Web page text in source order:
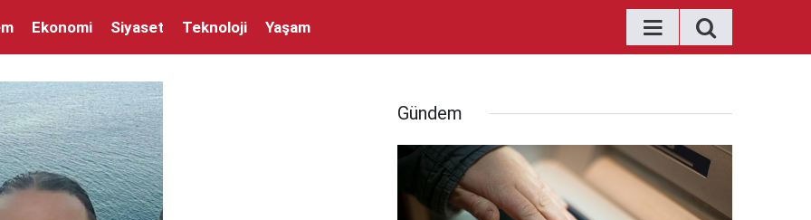
Ekonomi Siyaset Teknoloji Yaşam
Gündem